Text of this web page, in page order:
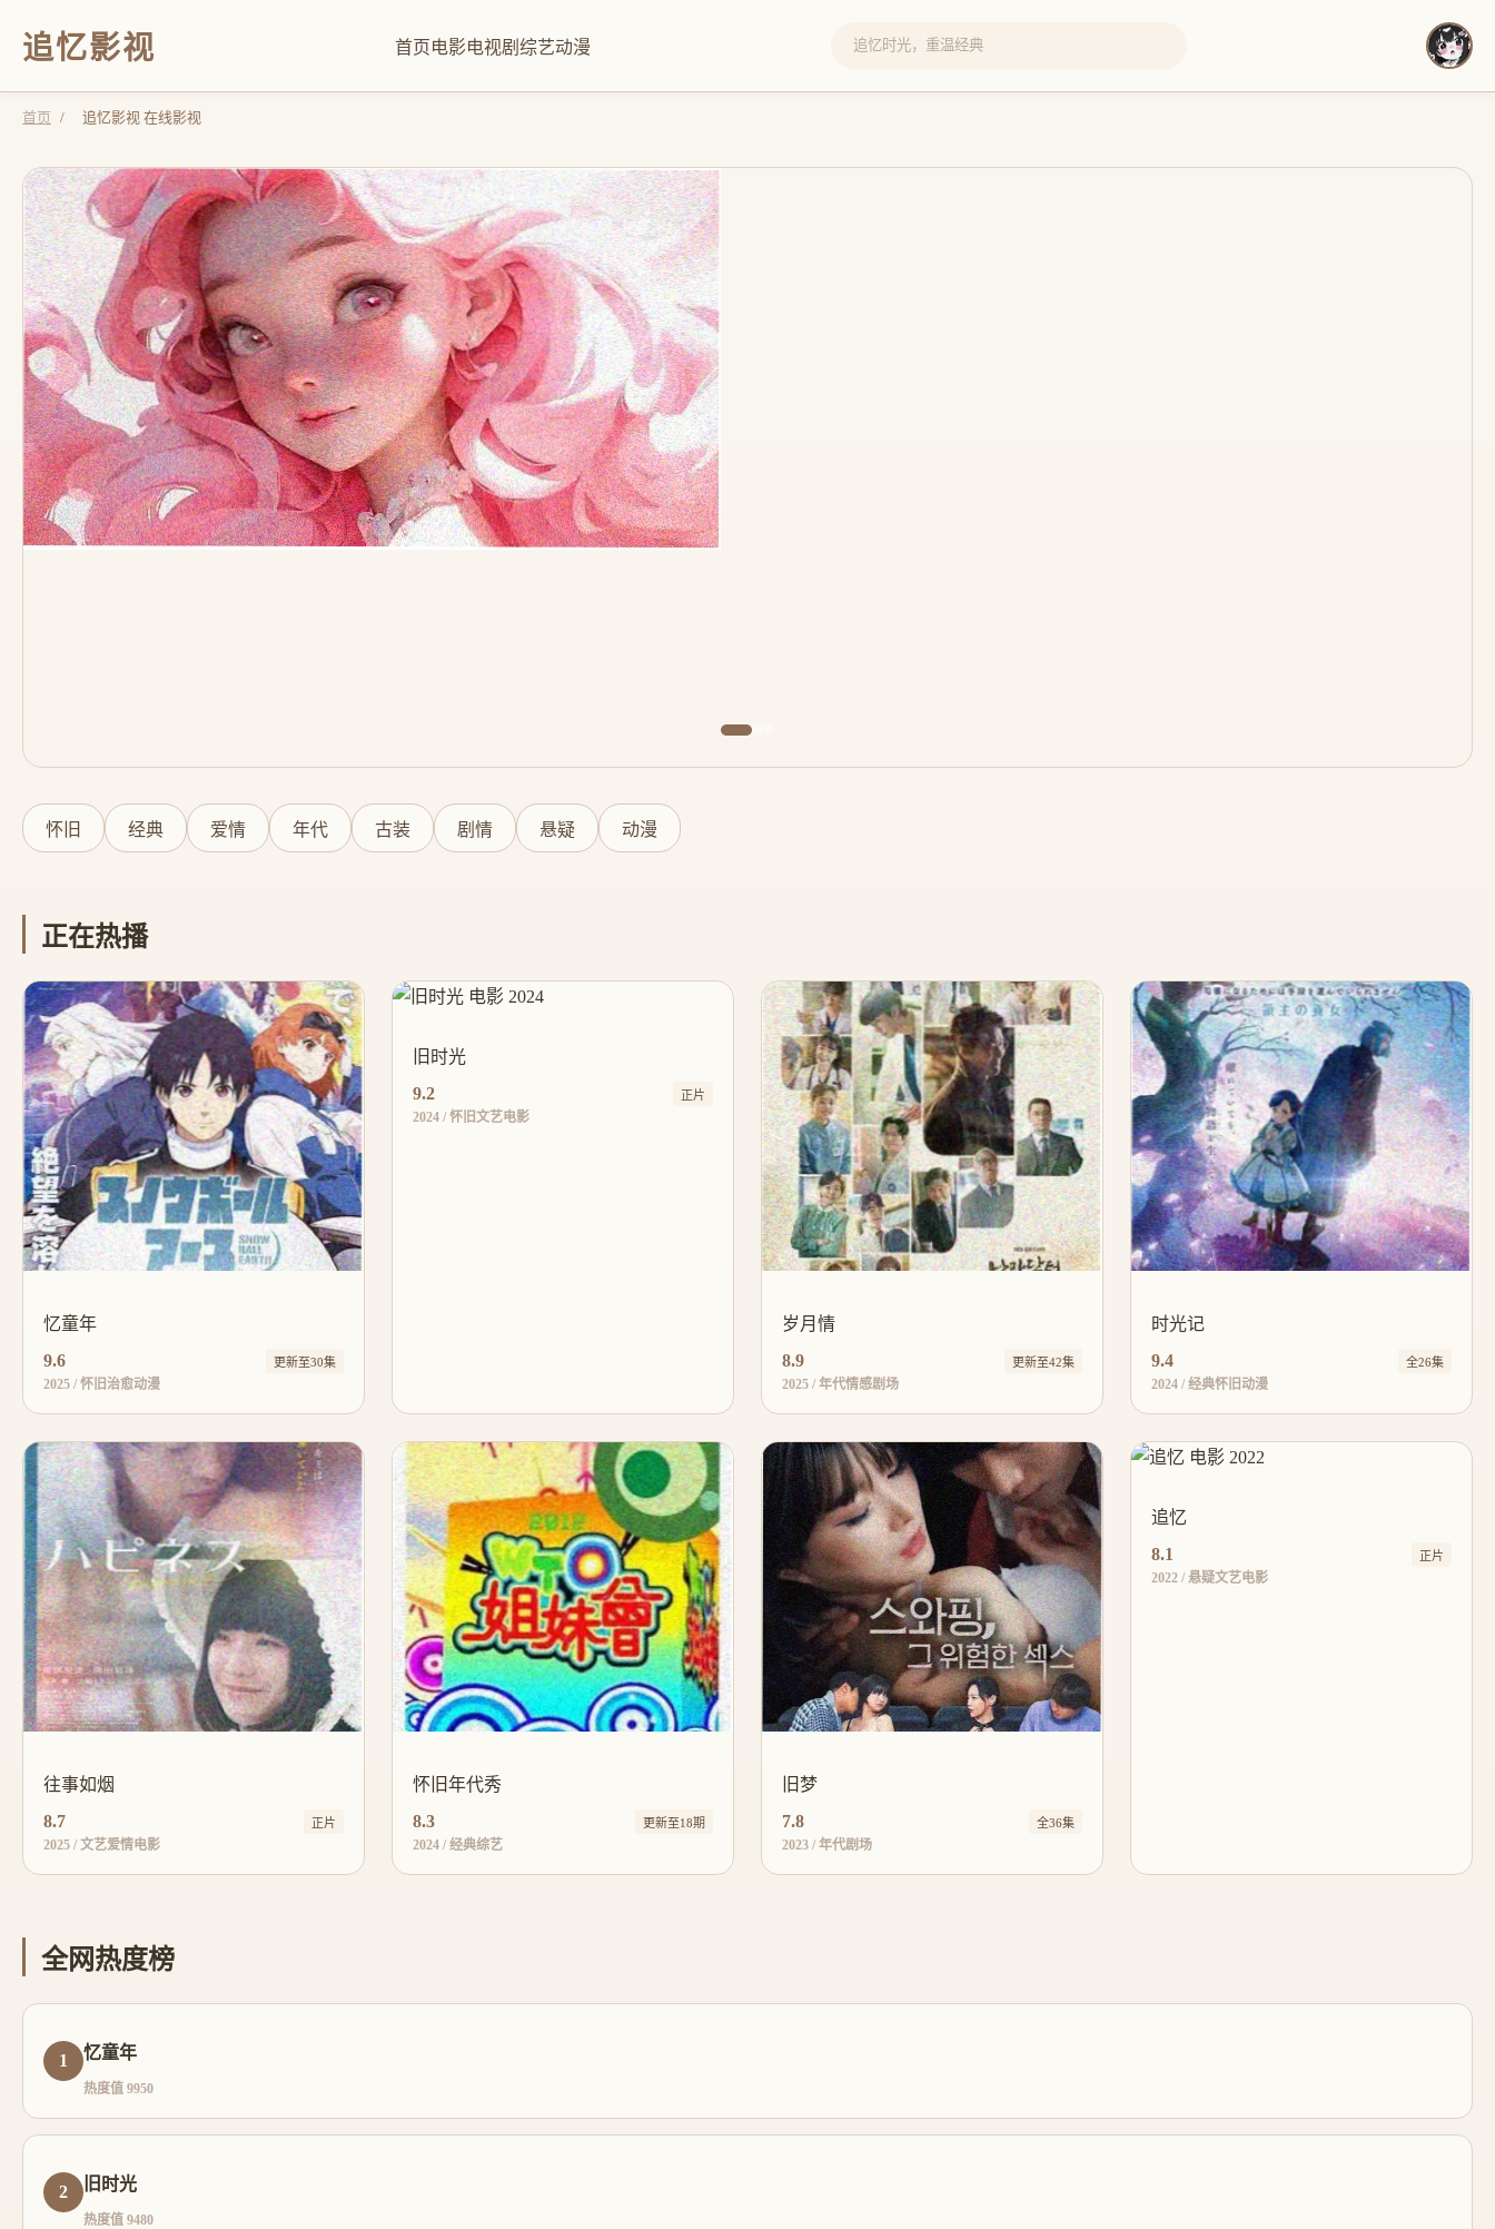
追忆影视 首页 电影电视剧综艺动漫
首页 / 追忆影视 在线影视
怀旧 经典 爱情 年代 古装 剧情 悬疑 动漫
正在热播
忆童年
9.6
更新至30集
2025 / 怀旧治愈动漫
旧时光
9.2
正片
2024 / 怀旧文艺电影
岁月情
8.9
更新至42集
2025 / 年代情感剧场
时光记
9.4
全26集
2024 / 经典怀旧动漫
往事如烟
8.7
正片
2025 / 文艺爱情电影
怀旧年代秀
8.3
更新至18期
2024 / 经典综艺
旧梦
7.8
全36集
2023 / 年代剧场
追忆
8.1
正片
2022 / 悬疑文艺电影
全网热度榜
1 忆童年
热度值 9950
2 旧时光
热度值 9480
即将上线
即将上线
即将上线